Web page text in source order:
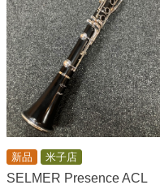
新品 米子店
SELMER Presence ACL